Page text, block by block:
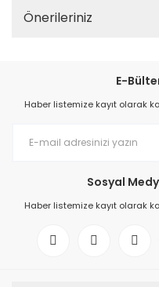
Önerileriniz
E-
Haber listemize kayıt olarak
Sosyal
Haber listemize kayıt olarak